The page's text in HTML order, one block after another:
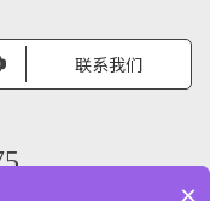
联系我们